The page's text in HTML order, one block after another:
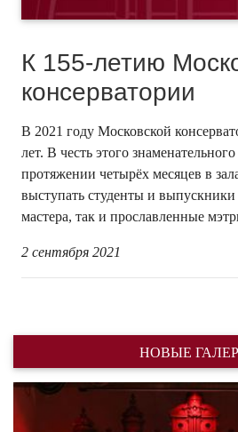
К 155-летию
консерватории
В 2021 году Московской
лет. В честь этого
протяжении четырёх месяцев в
выступать студенты и
мастера, так и прославленные
2 сентября 2021
НОВЫЕ